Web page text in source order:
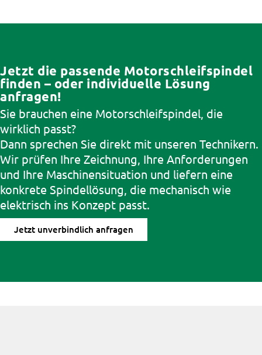
Jetzt die passende Motorschleifspindel
finden – oder individuelle Lösung
anfragen!
Sie brauchen eine Motorschleifspindel, die
wirklich passt?
Dann sprechen Sie direkt mit unseren Technikern.
Wir prüfen Ihre Zeichnung, Ihre Anforderungen
und Ihre Maschinensituation und liefern eine
konkrete Spindellösung, die mechanisch wie
elektrisch ins Konzept passt.
Jetzt unverbindlich anfragen